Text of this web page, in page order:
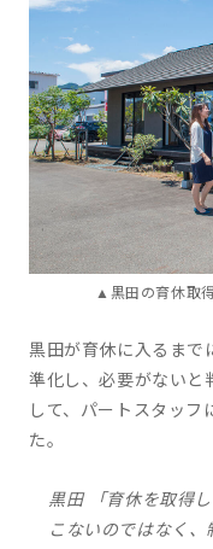
▲黒田の育休取
黒田が育休に入るまで
準化し、必要がないと
して、パートスタッフ
た。
黒田 「育休を取得
こないのではなく